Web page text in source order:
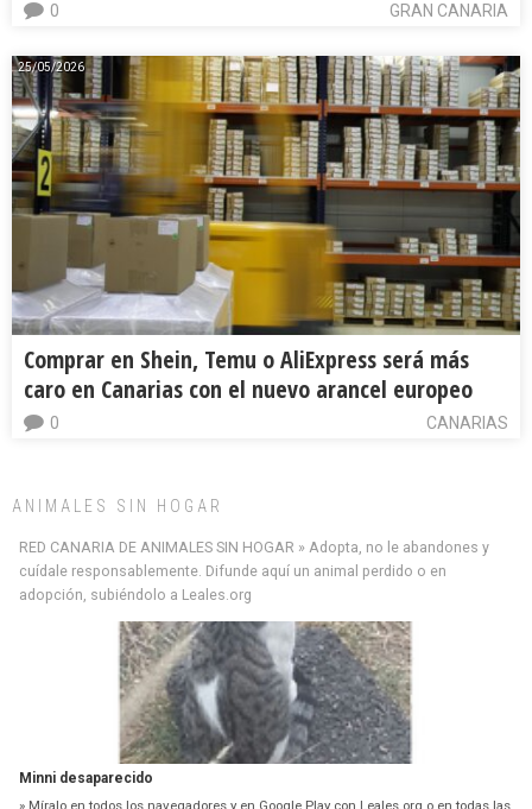
GRAN CANARIA
0
25/05/2026
Comprar en Shein, Temu o AliExpress será más
caro en Canarias con el nuevo arancel europeo
CANARIAS
0
ANIMALES SIN HOGAR
RED CANARIA DE ANIMALES SIN HOGAR » Adopta, no le abandones y
cuídale responsablemente. Difunde aquí un animal perdido o en
adopción, subiéndolo a Leales.org
Minni desaparecido